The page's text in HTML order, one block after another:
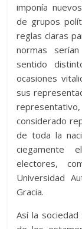
imponía
de grupos
reglas claras
normas
sentido
ocasiones
sus
considerado
de toda la
ciegamente
electores,
Universidad
Gracia.
Así la